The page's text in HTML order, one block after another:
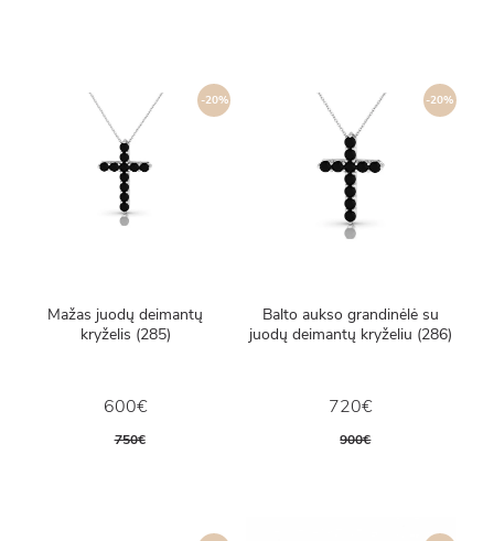
-20%
Mažas juodų deimantų
kryželis (285)
600€
750€
-20%
Balto aukso grandinėlė su
juodų deimantų kryželiu (286)
720€
900€